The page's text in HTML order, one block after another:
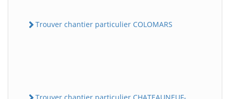
Trouver chantier particulier COLOMARS